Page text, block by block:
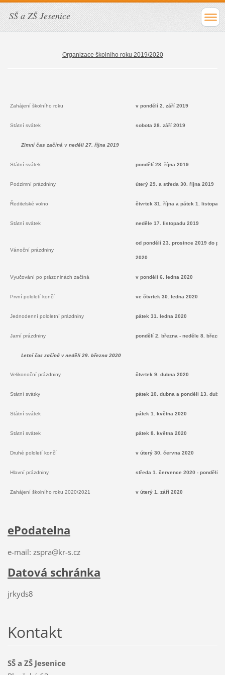
SŠ a ZŠ Jesenice
Organizace školního roku 2019/2020
Zahájení školního roku v pondělí 2. září 2019
Státní svátek sobota 28. září 2019
Zimní čas začíná v neděli 27. října 2019
Státní svátek pondělí 28. října 2019
Podzimní prázdniny úterý 29. a středa 30. října 2019
Ředitelské volno čtvrtek 31. října a pátek 1. listopadu
Státní svátek neděle 17. listopadu 2019
Vánoční prázdniny
od pondělí 23. prosince 2019 do
2020
Vyučování po prázdninách začíná v pondělí 6. ledna 2020
První pololetí končí ve čtvrtek 30. ledna 2020
Jednodenní pololetní prázdniny pátek 31. ledna 2020
Jarní prázdniny pondělí 2. března - neděle 8. března
Letní čas začíná v neděli 29. března 2020
Velikonoční prázdniny čtvrtek 9. dubna 2020
Státní svátky pátek 10. dubna a pondělí 13.
Státní svátek pátek 1. května 2020
Státní svátek pátek 8. května 2020
Druhé pololetí končí v úterý 30. června 2020
Hlavní prázdniny středa 1. července 2020 - pondělí
Zahájení školního roku 2020/2021 v úterý 1. září 2020
ePodatelna
e-mail: zspra@kr-s.cz
Datová schránka
jrkyds8
Kontakt
SŠ a ZŠ Jesenice